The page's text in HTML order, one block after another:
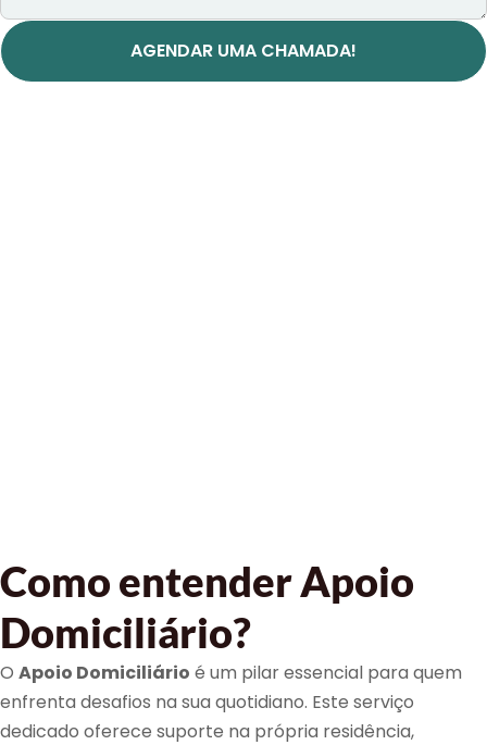
AGENDAR UMA CHAMADA!
Como entender Apoio
Domiciliário?
O Apoio Domiciliário é um pilar essencial para quem
enfrenta desafios na sua quotidiano. Este serviço
dedicado oferece suporte na própria residência,